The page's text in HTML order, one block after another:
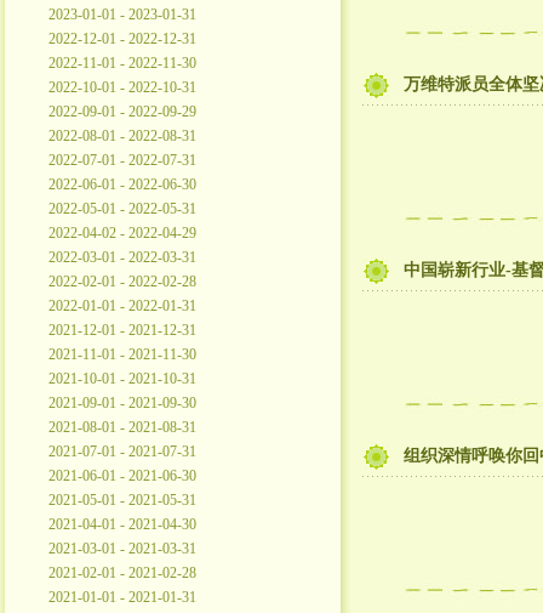
2023-01-01 - 2023-01-31
2022-12-01 - 2022-12-31
2022-11-01 - 2022-11-30
2022-10-01 - 2022-10-31
2022-09-01 - 2022-09-29
2022-08-01 - 2022-08-31
2022-07-01 - 2022-07-31
2022-06-01 - 2022-06-30
2022-05-01 - 2022-05-31
2022-04-02 - 2022-04-29
2022-03-01 - 2022-03-31
2022-02-01 - 2022-02-28
2022-01-01 - 2022-01-31
2021-12-01 - 2021-12-31
2021-11-01 - 2021-11-30
2021-10-01 - 2021-10-31
2021-09-01 - 2021-09-30
2021-08-01 - 2021-08-31
2021-07-01 - 2021-07-31
2021-06-01 - 2021-06-30
2021-05-01 - 2021-05-31
2021-04-01 - 2021-04-30
2021-03-01 - 2021-03-31
2021-02-01 - 2021-02-28
2021-01-01 - 2021-01-31
万维特派员全体
中国崭新行业-基
组织深情呼唤你